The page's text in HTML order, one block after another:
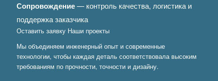
Сопровождение— контроль качества, логистика и
поддержка заказчика
Оставить заявку Наши проекты
Мы объединяем инженерный опыт и современные
технологии, чтобы каждая деталь соответствовала высоким
требованиям по прочности, точности и дизайну.